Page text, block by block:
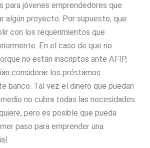
para jóvenes emprendedores que
algún proyecto. Por supuesto, que
con los requerimientos que
En el caso de que no
no están inscriptos ante AFIP,
considerar los préstamos
banco. Tal vez el dinero que puedan
no cubra todas las necesidades
pero es posible que pueda
paso para emprender una